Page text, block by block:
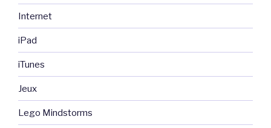
Internet
iPad
iTunes
Jeux
Lego Mindstorms